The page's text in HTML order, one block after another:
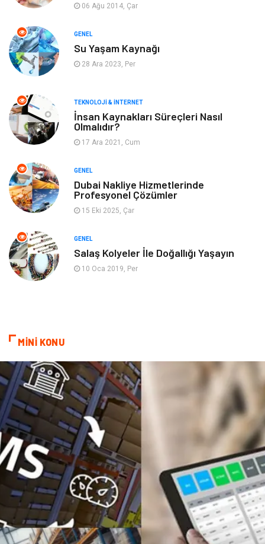
Yeme & İçme
Keyif & Hobi Organizasyon
Gayrimenkul Spor
Finans& Ekonomi Anne & Çocuk
Genel Kültür
Ev İşleri
Mobilya
Astroloji
Çadır Yazı Tahtaları
Pet Malzemeleri
06 Ağu 2014, Çar
GENEL
Su Yaşam Kaynağı
28 Ara 2023, Per
TEKNOLOJI & İNTERNET
İnsan Kaynakları Süreçleri Nasıl
Olmalıdır?
17 Ara 2021, Cum
GENEL
Dubai Nakliye Hizmetlerinde
Profesyonel Çözümler
15 Eki 2025, Çar
GENEL
Salaş Kolyeler İle Doğallığı Yaşayın
10 Oca 2019, Per
MİNİ KONU